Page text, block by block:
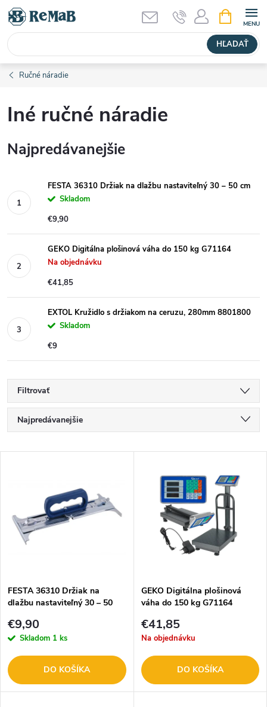
Prejsť
obsah
HĽADAŤ
KOŠÍK
Ručné náradie
Iné ručné náradie
Najpredávanejšie
FESTA 36310 Držiak na dlažbu nastaviteľný 30 – 50 cm
Skladom
€9,90
GEKO Digitálna plošinová váha do 150 kg G71164
Na objednávku
€41,85
EXTOL Kružidlo s držiakom na ceruzu, 280mm 8801800
Skladom
€9
Filtrovať
R
a
e
n
e
p
r
o
Najpredávanejšie
p
s
p
r
o
FESTA 36310 Držiak na
dlažbu nastaviteľný 30 – 50
€9,90
Skladom 1 ks
DO KOŠÍKA
GEKO Digitálna plošinová
váha do 150 kg G71164
€41,85
Na objednávku
DO KOŠÍKA